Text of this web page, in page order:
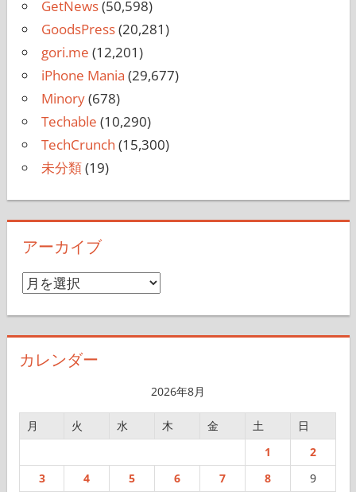
GetNews(50,598)
GoodsPress(20,281)
gori.me (12,201)
iPhone Mania (29,677)
Minory(678)
Techable (10,290)
TechCrunch (15,300)
未分類(19)
アーカイブ
ア
イ
カレンダー
2026年8月
月 火 水 木 金 土
日
1
2
3
4 5 6 7 8
9